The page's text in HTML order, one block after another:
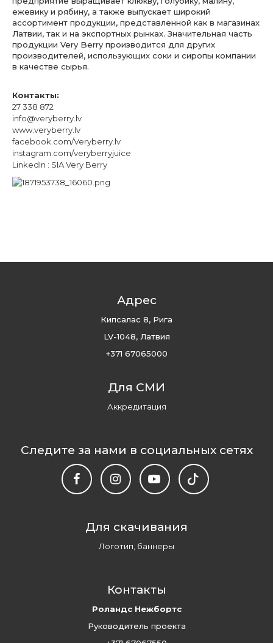
ежевику и рябину, а также выпускает широкий
ассортимент продукции, представленной как в магазинах
Латвии, так и на экспортных рынках. Значительная часть
продукции Very Berry производится для других
производителей, использующих соки и сиропы компании
в качестве сырья.
Контакты:
27 338 872
info@veryberry.lv
www.veryberry.lv
facebook.com/Veryberry.lv
instagram.com/veryberryjuice
LinkedIn : SIA Very Berry
Адрес
Кипсалас 8, Рига
LV-1048, Латвия
+371 67065000
Для СМИ
Аккредитация
Следите за нами в социальных сетях
Для скачивания
Логотип, баннеры
Контакты
Роландс Нежбортс
Руководитель проекта